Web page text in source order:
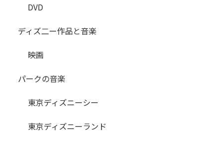
DVD
ディズ二ー作品と音楽
映画
パークの音楽
東京ディズニーシー
東京ディズニーランド